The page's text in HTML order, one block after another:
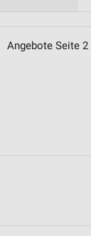
Angebote Seite 2
oder
Angebote